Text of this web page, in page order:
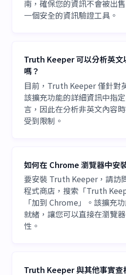
南，確保您的資訊不會被出
一個安全的資訊驗證工具。
Truth Keeper 可以分析英文
嗎？
目前，Truth Keeper 僅針對
該擴充功能的詳細資訊中指
言，因此在分析非英文內容
受到限制。
如何在 Chrome 瀏覽器中安
要安裝 Truth Keeper，請訪
程式商店，搜索「Truth
「加到 Chrome」。該擴充
就緒，讓您可以直接在瀏覽
性。
Truth Keeper 與其他事實查